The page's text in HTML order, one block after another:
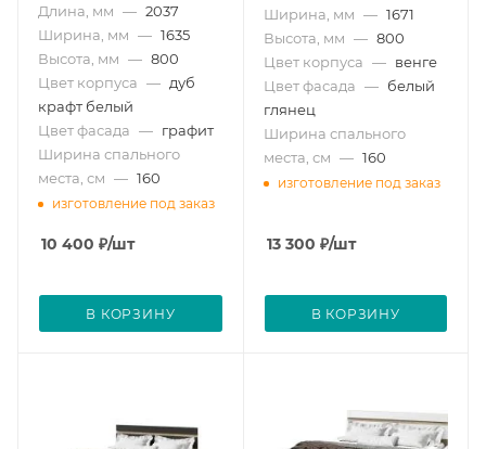
Длина, мм — 2037
Ширина, мм — 1635
Высота, мм — 800
Цвет корпуса — дуб
крафт белый
Цвет фасада — графит
Ширина спального
места, см — 160
изготовление под заказ
10 400 ₽/шт
В КОРЗИНУ
Ширина, мм — 1671
Высота, мм — 800
Цвет корпуса — венге
Цвет фасада — белый
глянец
Ширина спального
места, см — 160
изготовление под заказ
13 300 ₽/шт
В КОРЗИНУ